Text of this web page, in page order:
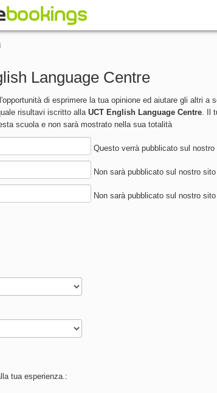
Language Centre
di esprimere la tua opinione ed aiutare gli altri a
risultavi iscritto allaUCT English Language Centre. Il
scuola e non sarà mostrato nella sua totalità
Questo verrà pubblicato sul nostro
Non sarà pubblicato sul nostro sito
Non sarà pubblicato sul nostro sito
tua esperienza.: